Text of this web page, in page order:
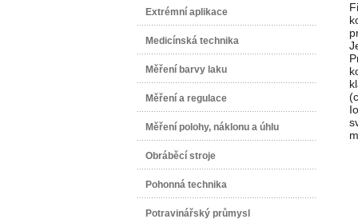
Extrémní aplikace
Medicínská technika
Měření barvy laku
Měření a regulace
Měření polohy, náklonu a úhlu
Obráběcí stroje
Pohonná technika
Potravinářský průmysl